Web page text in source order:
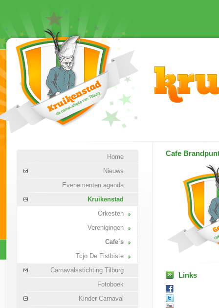
Home
Nieuws
Evenementen agenda
Kruikenstad
Orkesten
Verenigingen
Cafe´s
Tcjo De Fistbiste
Carnavalsstichting Tilburg
Fotoboek
Kinder Carnaval
Cafe
Links